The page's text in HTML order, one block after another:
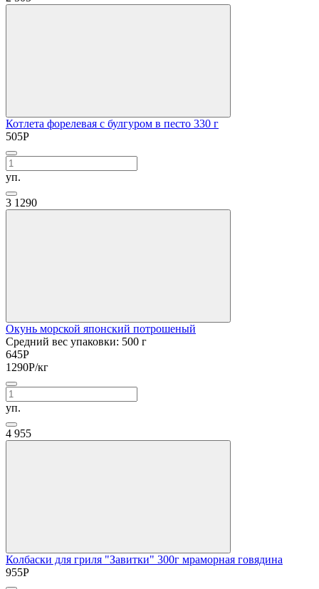
Котлета форелевая с булгуром в песто 330 г
505Р
уп.
3 1290
Окунь морской японский потрошеный
Средний вес упаковки: 500 г
645Р
1290Р/кг
уп.
4 955
Колбаски для гриля "Завитки" 300г мраморная говядина
955Р